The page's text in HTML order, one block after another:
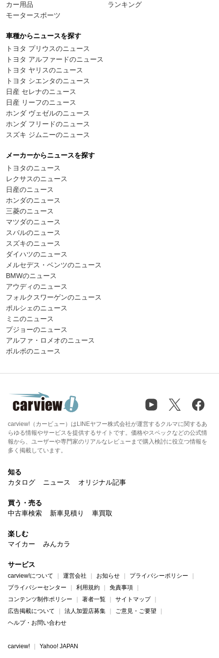
カー用品
モータースポーツ
ランキング
車種からニュースを探す
トヨタ プリウスのニュース
トヨタ アルファードのニュース
トヨタ ヤリスのニュース
トヨタ シエンタのニュース
日産 セレナのニュース
日産 リーフのニュース
ホンダ ヴェゼルのニュース
ホンダ フリードのニュース
スズキ ジムニーのニュース
メーカーからニュースを探す
トヨタのニュース
レクサスのニュース
日産のニュース
ホンダのニュース
三菱のニュース
マツダのニュース
スバルのニュース
スズキのニュース
ダイハツのニュース
メルセデス・ベンツのニュース
BMWのニュース
アウディのニュース
フォルクスワーゲンのニュース
ポルシェのニュース
ミニのニュース
プジョーのニュース
アルファ・ロメオのニュース
ボルボのニュース
carview!（カービュー）はLINEヤフー株式会社が運営するクルマに関するあ
らゆる情報やサービスを提供するサイトです。価格やスペックなどの公式情
報から、ユーザーや専門家のリアルなレビューまで購入検討に役立つ情報を
多く掲載しています。
知る
カタログ
ニュース オリジナル記事
買う・売る
中古車検索
新車見積り 車買取
楽しむ
マイカー
みんカラ
サービス
carview!について 運営会社 お知らせ
プライバシーポリシー
プライバシーセンター
利用規約
免責事項
コンテンツ制作ポリシー
著者一覧
サイトマップ
広告掲載について
法人加盟店募集
ご意見・ご要望
ヘルプ・お問い合わせ
carview! Yahoo! JAPAN